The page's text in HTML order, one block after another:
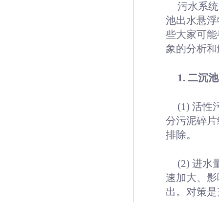
污水系
池出水悬
些大家可
象的分析
1. 二沉
(1) 活性
分污泥碎
排除。
(2) 进水
速加大、
出。对策